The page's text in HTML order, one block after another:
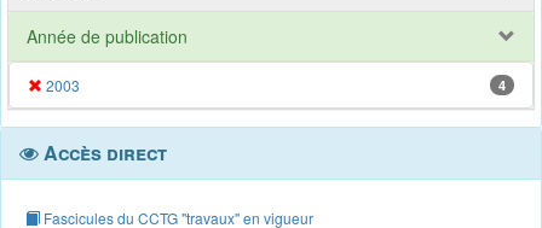
Année de publication
2003 4
Accès direct
Fascicules du CCTG "travaux" en vigueur